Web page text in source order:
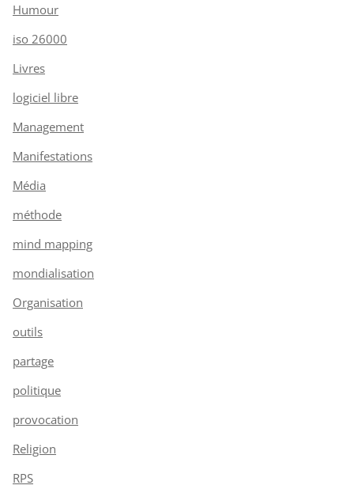
Humour
iso 26000
Livres
logiciel libre
Management
Manifestations
Média
méthode
mind mapping
mondialisation
Organisation
outils
partage
politique
provocation
Religion
RPS